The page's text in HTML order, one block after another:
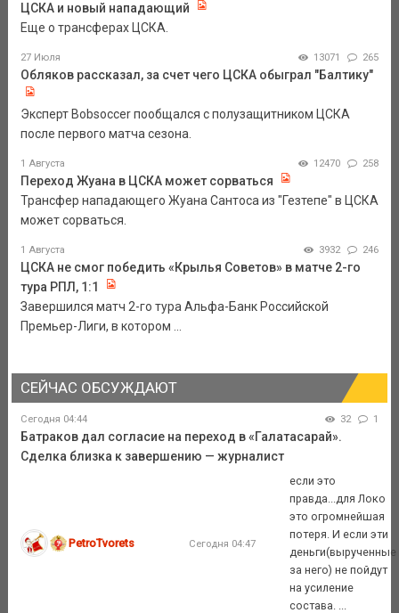
ЦСКА и новый нападающий
Еще о трансферах ЦСКА.
27 Июля 13071 265
Обляков рассказал, за счет чего ЦСКА обыграл "Балтику"
Эксперт Bobsoccer пообщался с полузащитником ЦСКА
после первого матча сезона.
1 Августа 12470 258
Переход Жуана в ЦСКА может сорваться
Трансфер нападающего Жуана Сантоса из "Гезтепе" в ЦСКА
может сорваться.
1 Августа 3932 246
ЦСКА не смог победить «Крылья Советов» в матче 2-го
тура РПЛ, 1:1
Завершился матч 2-го тура Альфа-Банк Российской
Премьер-Лиги, в котором ...
СЕЙЧАС ОБСУЖДАЮТ
Сегодня 04:44 32 1
Батраков дал согласие на переход в «Галатасарай».
Сделка близка к завершению — журналист
PetroTvorets Сегодня 04:47
если это
правда...для Локо
это огромнейшая
потеря. И если эти
деньги(вырученные
за него) не пойдут
на усиление
состава. ...